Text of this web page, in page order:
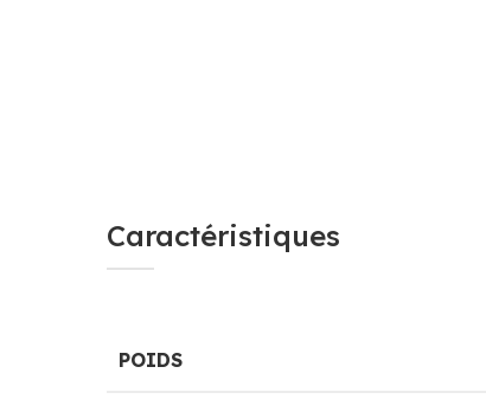
Caractéristiques
POIDS